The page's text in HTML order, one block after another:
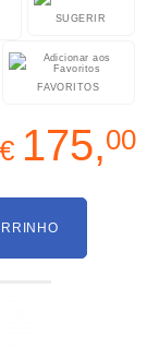
SUGERIR
FAVORITOS
€ 175,00